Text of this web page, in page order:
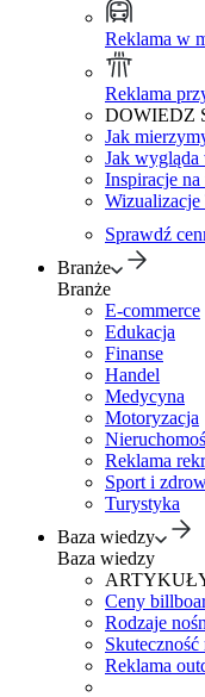
Reklama w
Reklama
DOWIEDZ
Jak
Jak wygląda
Inspiracje na
Sprawdź
Branże
Branże
E-commerce
Edukacja
Finanse
Handel
Medycyna
Motoryzacja
Reklama
Sport i
Turystyka
Baza wiedzy
Baza wiedzy
Ceny
Rodzaje
Reklama